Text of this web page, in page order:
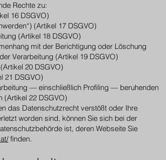
Rechte zu:
16 DSGVO)
(Artikel 17 DSGVO)
(Artikel 18 DSGVO)
mit der Berichtigung oder Löschung
Verarbeitung (Artikel 19 DSGVO)
20 DSGVO)
21 DSGVO)
— einschließlich Profiling — beruhenden
(Artikel 22 DSGVO)
das Datenschutzrecht verstößt oder Ihre
worden sind, können Sie sich bei der
ist, deren Webseite Sie
finden.